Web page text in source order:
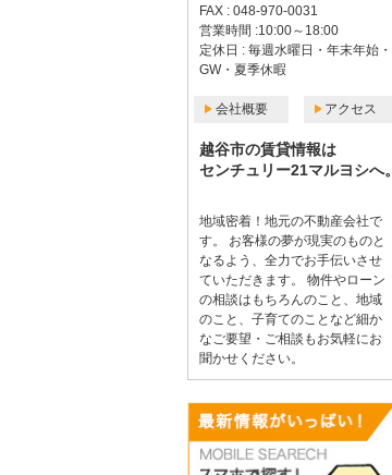
FAX : 048-970-0031
営業時間 :10:00～18:00
定休日 : 毎週水曜日・年末年始・
GW・夏季休暇
会社概要 アクセス
越谷市の賃貸情報は
センチュリー21マルヨシへ。
地域密着！地元の不動産会社で
す。 お客様の夢が現実のものと
なるよう、全力でお手伝いさせ
ていただきます。 物件やローン
の相談はもちろんのこと、地域
のこと、子育てのことなど細か
なご要望・ご相談もお気軽にお
聞かせください。